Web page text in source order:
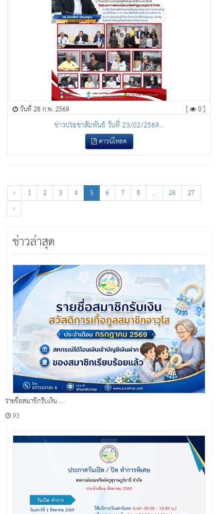
วันที่ 28 ก.พ. 2569 [ 0 ]
ข่าวประชาสัมพันธ์ วันที่ 23/02/2569...
ดาวน์โหลด
‹ 1 2 3 4 5 6 7 8 ... 26
27
›
ข่าวล่าสุด
รายชื่อสมาชิกรับเงิน ...
93